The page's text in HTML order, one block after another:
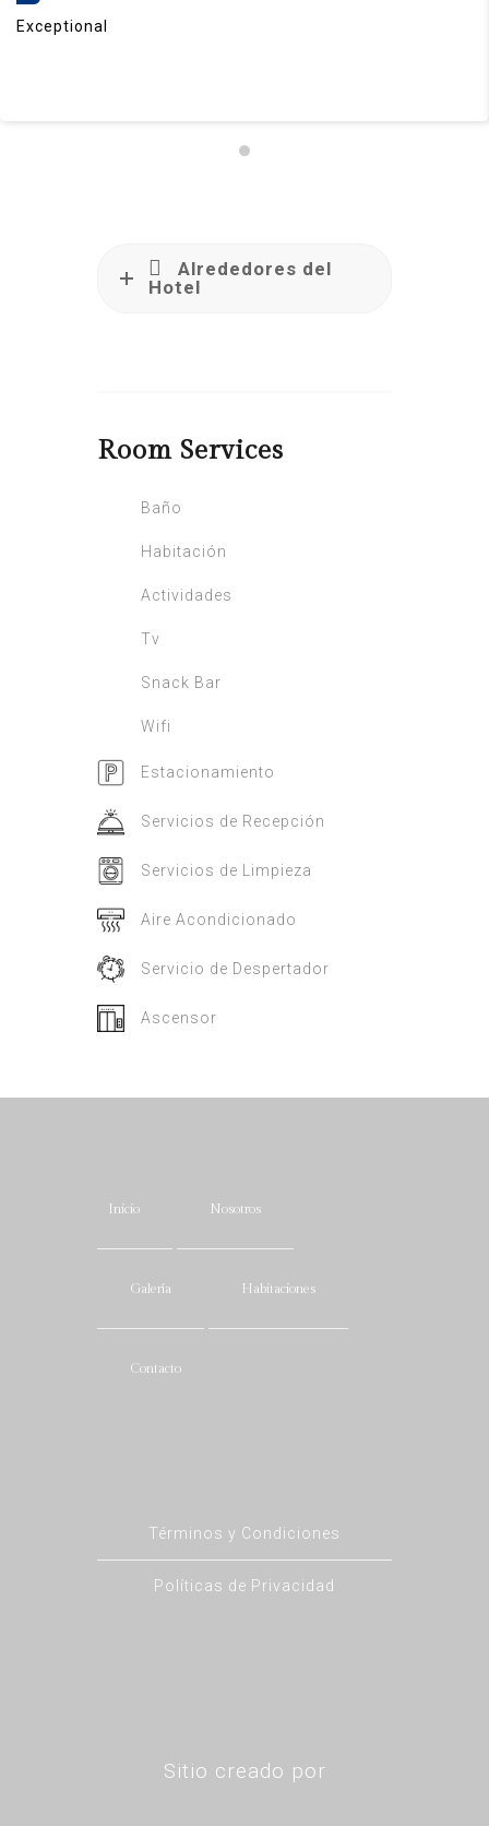
Exceptional
Alrededores del
Hotel
Room Services
Baño
Habitación
Actividades
Tv
Snack Bar
Wifi
Estacionamiento
Servicios de Recepción
Servicios de Limpieza
Aire Acondicionado
Servicio de Despertador
Ascensor
Inicio Nosotros
Galería Habitaciones
Contacto
Términos y Condiciones
Políticas de Privacidad
Sitio creado por